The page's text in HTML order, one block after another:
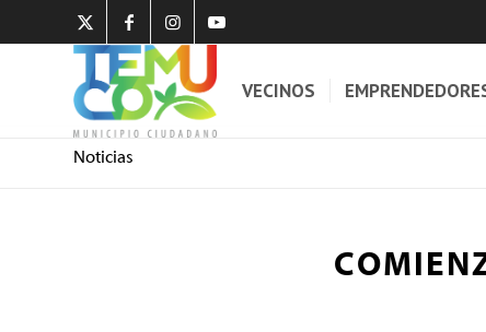
VECINOS
Noticias